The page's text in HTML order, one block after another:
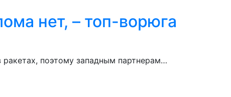
нет, – топ-ворюга
поэтому западным партнерам…